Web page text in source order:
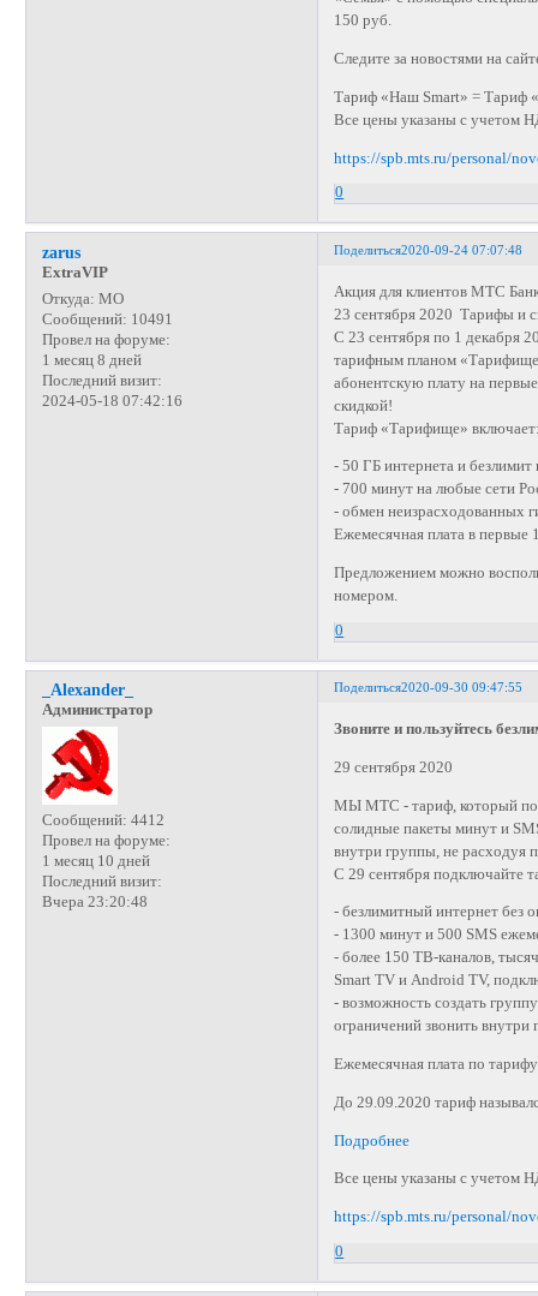
150 руб.
Следите за новостями на
Тариф «Наш Smart» = Тариф
Все цены указаны с учетом
https://spb.mts.ru/personal/
0
Поделиться2020-09-24 07:07:48
zarus
ExtraVIP
Откуда: МО
Сообщений: 10491
Провел на форуме:
1 месяц 8 дней
Последний визит:
2024-05-18 07:42:16
Акция для клиентов МТС
23 сентября 2020 Тарифы и
С 23 сентября по 1 декабря
тарифным планом
абонентскую плату на
скидкой!
Тариф «Тарифище»
- 50 ГБ интернета и безлимит
- 700 минут на любые сети
- обмен неизрасходованных
Ежемесячная плата в первые
Предложением можно
номером.
0
Поделиться2020-09-30 09:47:55
_Alexander_
Администратор
Сообщений: 4412
Провел на форуме:
1 месяц 10 дней
Последний визит:
Вчера 23:20:48
Звоните и пользуйтесь
29 сентября 2020
МЫ МТС - тариф, который
солидные пакеты минут и
внутри группы, не расходуя
С 29 сентября
- безлимитный интернет без
- 1300 минут и 500 SMS
- более 150 ТВ-каналов,
Smart TV и Android TV,
- возможность создать
ограничений звонить внутри
Ежемесячная плата по
До 29.09.2020 тариф
Подробнее
Все цены указаны с учетом
https://spb.mts.ru/personal/
0